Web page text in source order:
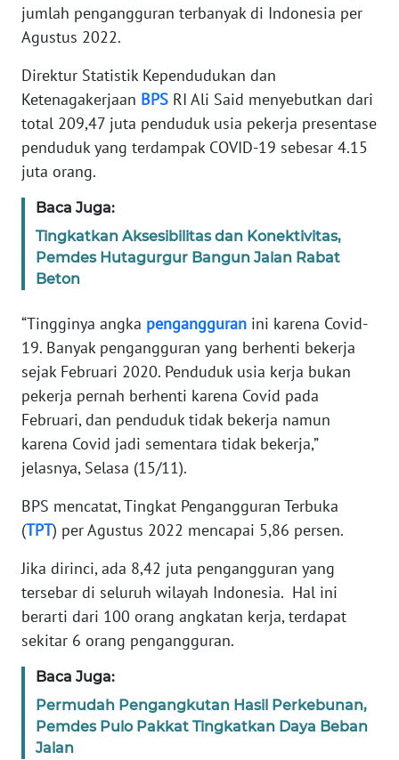
jumlah pengangguran terbanyak di Indonesia per
Agustus 2022.
Direktur Statistik Kependudukan dan
Ketenagakerjaan BPS RI Ali Said menyebutkan dari
total 209,47 juta penduduk usia pekerja presentase
penduduk yang terdampak COVID-19 sebesar 4.15
juta orang.
Baca Juga:
Tingkatkan Aksesibilitas dan Konektivitas,
Pemdes Hutagurgur Bangun Jalan Rabat
Beton
“Tingginya angka pengangguran ini karena Covid-
19. Banyak pengangguran yang berhenti bekerja
sejak Februari 2020. Penduduk usia kerja bukan
pekerja pernah berhenti karena Covid pada
Februari, dan penduduk tidak bekerja namun
karena Covid jadi sementara tidak bekerja,”
jelasnya, Selasa (15/11).
BPS mencatat, Tingkat Pengangguran Terbuka
(TPT) per Agustus 2022 mencapai 5,86 persen.
Jika dirinci, ada 8,42 juta pengangguran yang
tersebar di seluruh wilayah Indonesia. Hal ini
berarti dari 100 orang angkatan kerja, terdapat
sekitar 6 orang pengangguran.
Baca Juga:
Permudah Pengangkutan Hasil Perkebunan,
Pemdes Pulo Pakkat Tingkatkan Daya Beban
Jalan
TENTANG
KAMI
PEDOMAN
MEDIA
SIBER
REDAKSI
KARIR
DISCLAIMER
Wahana
News
Regional
WN
SUMUT
WN
WN
WN
BANTEN
NTT
WN
KEPRI